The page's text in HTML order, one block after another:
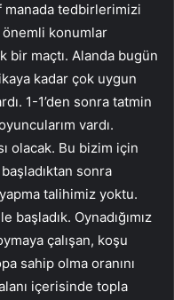
manada tedbirlerimizi
önemli konumlar
bir maçtı. Alanda bugün
kadar çok uygun
1-1’den sonra tatmin
vardı.
olacak. Bu bizim için
sonra
talihimiz yoktu.
Oynadığımız
çalışan, koşu
sahip olma oranını
içerisinde topla